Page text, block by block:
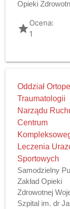
Opieki
gradeOcena:
1
Oddział
Traumatologii
Narządu
Centrum
Leczenia
Sportowych
Samodzielny
Zakład Opieki
Zdrowotnej
Szpital im. dr